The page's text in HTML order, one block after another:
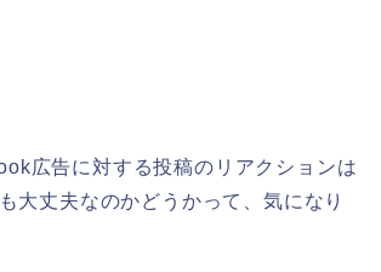
広告に対する投稿のリアクションは
大丈夫なのかどうかって、気になり